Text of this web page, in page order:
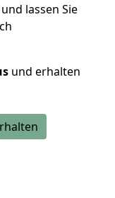
lassen Sie
und erhalten